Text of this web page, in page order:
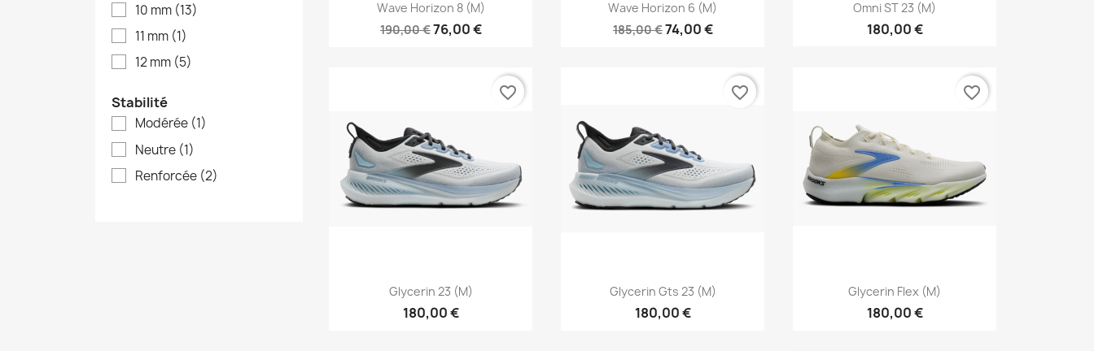
10 mm (13)
11 mm (1)
12 mm (5)
Stabilité
Modérée (1)
Neutre (1)
Renforcée (2)

Wave Horizon 8 (M)
190,00 €76,00 €

Wave Horizon 6 (M)
185,00 €74,00 €
Omni ST 23 (M)
180,00 €
Aperçu rapide
Glycerin 23 (M)
180,00 €
favorite_border
Aperçu rapide
Glycerin Gts 23 (M)
180,00 €
favorite_border
Aperçu rapide
Glycerin Flex (M)
180,00 €
favorite_border